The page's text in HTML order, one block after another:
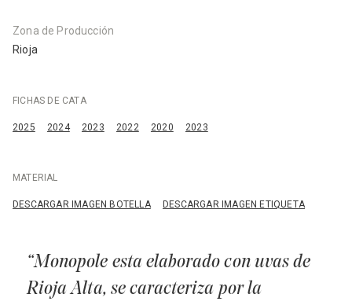
Zona de Producción
Rioja
FICHAS DE CATA
2025 2024 2023 2022 2020 2023
MATERIAL
DESCARGAR IMAGEN BOTELLA DESCARGAR IMAGEN ETIQUETA
“Monopole esta elaborado con uvas de
Rioja Alta, se caracteriza por la